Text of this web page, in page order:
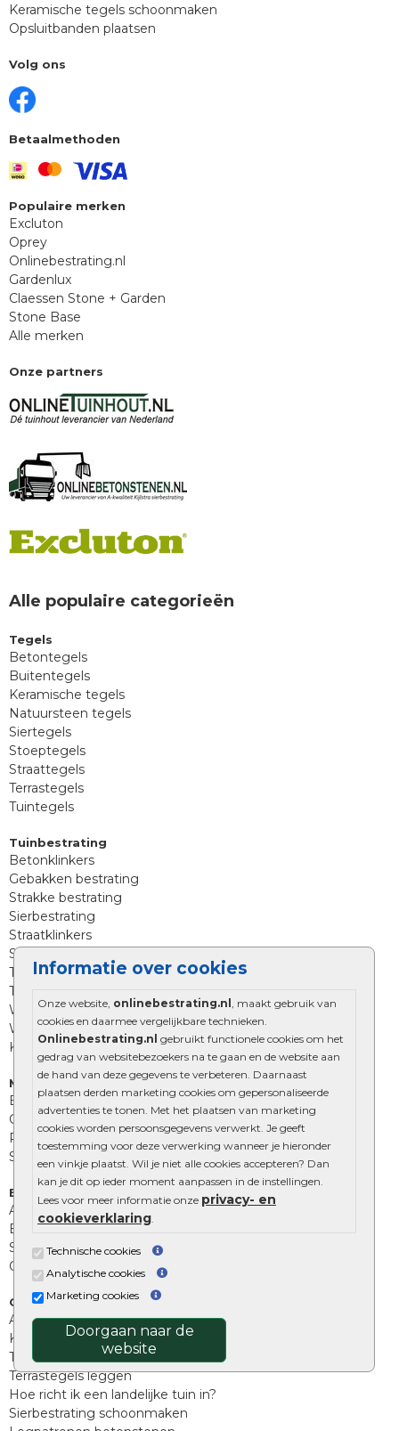
Informatie over cookies
Onze website, onlinebestrating.nl , maakt gebruik van
cookies en daarmee vergelijkbare technieken.
Onlinebestrating.nl gebruikt functionele cookies om het
gedrag van websitebezoekers na te gaan en de website aan
de hand van deze gegevens te verbeteren. Daarnaast
plaatsen derden marketing cookies om gepersonaliseerde
advertenties te tonen. Met het plaatsen van marketing
cookies worden persoonsgegevens verwerkt. Je geeft
toestemming voor deze verwerking wanneer je hieronder
een vinkje plaatst. Wil je niet alle cookies accepteren? Dan
kan je dit op ieder moment aanpassen in de instellingen.
Lees voor meer informatie onze privacy- en
cookieverklaring.
Technische cookies
Analytische cookies
Marketing cookies
Doorgaan naar de
website
Keramische tegels schoonmaken
Opsluitbanden plaatsen
Volg ons
Betaalmethoden
Populaire merken
Excluton
Oprey
Onlinebestrating.nl
Gardenlux
Claessen Stone + Garden
Stone Base
Alle merken
Onze partners
Alle populaire categorieën
Tegels
Betontegels
Buitentegels
Keramische tegels
Natuursteen tegels
Siertegels
Stoeptegels
Straattegels
Terrastegels
Tuintegels
Tuinbestrating
Betonklinkers
Gebakken bestrating
Strakke bestrating
Sierbestrating
Straatklinkers
Straatstenen
Trommelstenen
Tuinstenen
Waalformaat
Wildverband bestrating
Kingstones
Muurelementen
Betonbielzen
Opsluitbanden
Palissades
Stapelblokken
Extra benodigdheden
Afwatering en diversen
Beplantings en betonelementen
Split, grind en zand
Oprit tegels
Overig
Aanbiedingen
Kunstgras
Tuintegels outlet
Terrastegels leggen
Hoe richt ik een landelijke tuin in?
Sierbestrating schoonmaken